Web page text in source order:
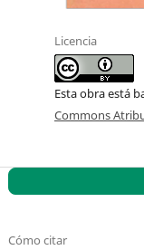
Licencia
Esta obra está
Commons
Cómo citar